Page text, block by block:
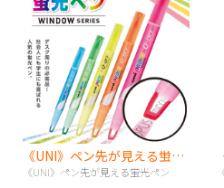
《UNI》ペン先が見える蛍光ペン
《UNI》ペン先が見える蛍光ペン